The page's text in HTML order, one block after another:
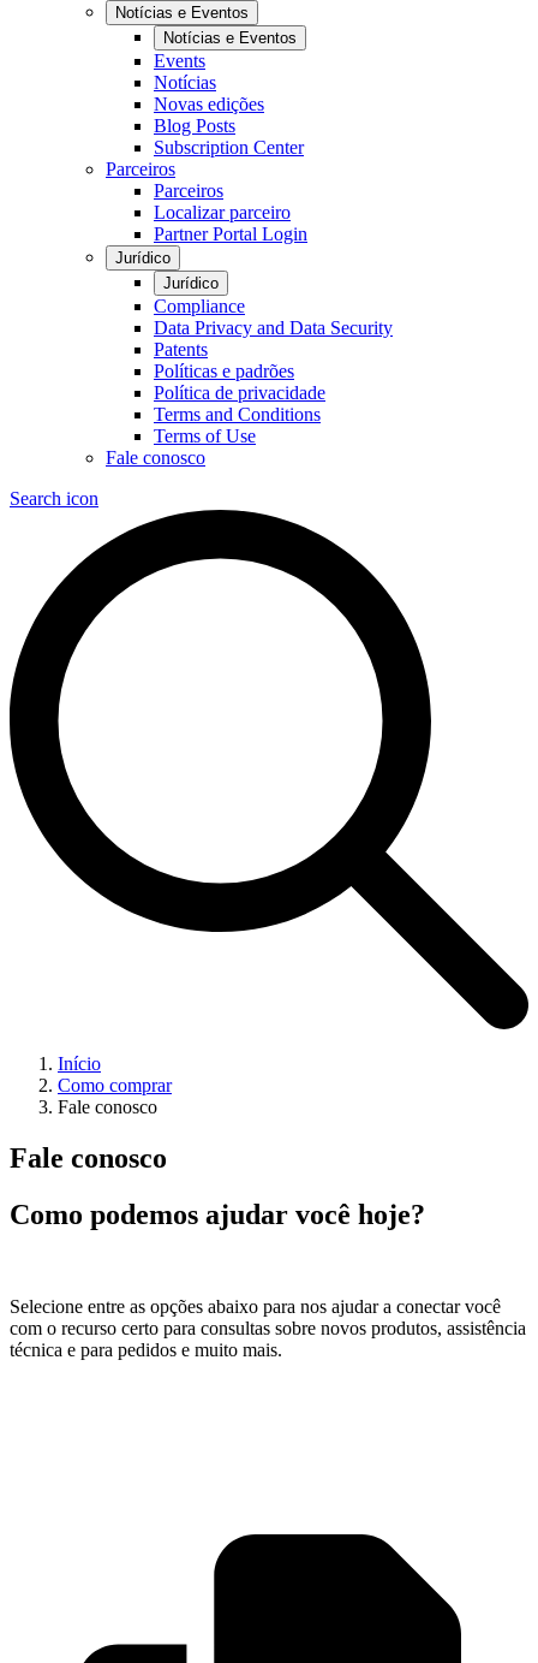
Notícias e Eventos
Notícias e Eventos
Events
Notícias
Novas edições
Blog Posts
Subscription Center
Parceiros
Parceiros
Localizar parceiro
Partner Portal Login
Jurídico
Jurídico
Compliance
Data Privacy and Data Security
Patents
Políticas e padrões
Política de privacidade
Terms and Conditions
Terms of Use
Fale conosco
Search icon
Início
Como comprar
Fale conosco
Fale conosco
Como podemos ajudar você hoje?
Selecione entre as opções abaixo para nos ajudar a conectar você
com o recurso certo para consultas sobre novos produtos, assistência
técnica e para pedidos e muito mais.